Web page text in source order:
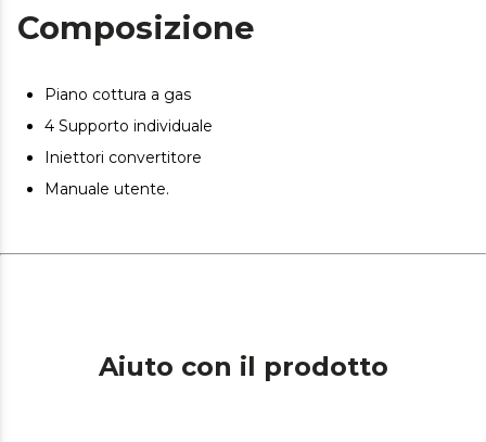
Cucina in tutta tranquillità. Un sistema di valvole di
sicurezza interrompe automaticamente l'erogazione
e garantendo la tranquillità della tua famiglia.
Scegli il gas in base alla tua ricetta. L'accessorio di
conversione ti offre la flessibilità di scegliere tra gas
naturale o butano in base alle tue esigenze.
Composizione
Piano cottura a gas
4 Supporto individuale
Iniettori convertitore
Manuale utente.
Aiuto con il prodotto